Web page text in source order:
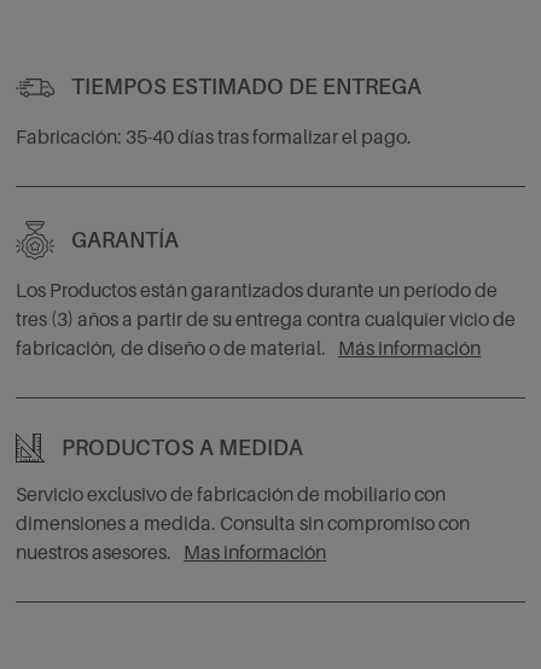
TIEMPOS ESTIMADO DE ENTREGA
Fabricación: 35-40 días tras formalizar el pago.
GARANTÍA
Los Productos están garantizados durante un período de
tres (3) años a partir de su entrega contra cualquier vicio de
fabricación, de diseño o de material.
Más información
PRODUCTOS A MEDIDA
Servicio exclusivo de fabricación de mobiliario con
dimensiones a medida. Consulta sin compromiso con
nuestros asesores.
Mas información